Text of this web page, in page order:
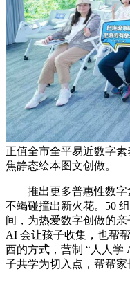
正值全市全平易近数字
焦静态绘本图文创做。
推出更多普惠性数字
不竭碰撞出新火花。50
间，为热爱数字创做的
AI 会让孩子收集，也帮
西的方式，营制 “人人学
子共学为切入点，帮帮家